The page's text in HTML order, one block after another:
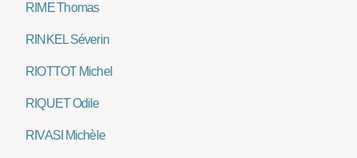
RIME Thomas
RINKEL Séverin
RIOTTOT Michel
RIQUET Odile
RIVASI Michèle